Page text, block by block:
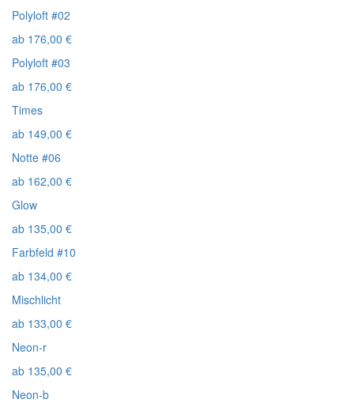
Polyloft #02
ab 176,00 €
Polyloft #03
ab 176,00 €
Times
ab 149,00 €
Notte #06
ab 162,00 €
Glow
ab 135,00 €
Farbfeld #10
ab 134,00 €
Mischlicht
ab 133,00 €
Neon-r
ab 135,00 €
Neon-b